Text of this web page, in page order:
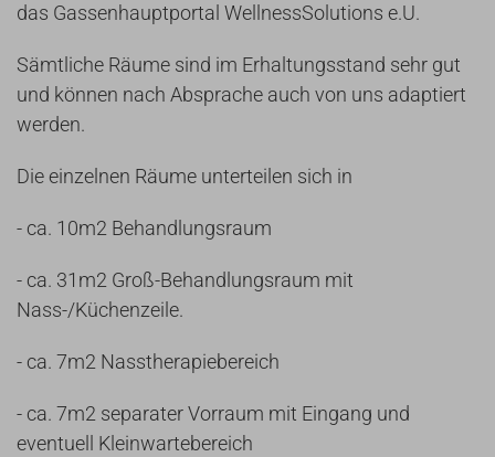
das Gassenhauptportal WellnessSolutions e.U.
Sämtliche Räume sind im Erhaltungsstand sehr gut
und können nach Absprache auch von uns adaptiert
werden.
Die einzelnen Räume unterteilen sich in
- ca. 10m2 Behandlungsraum
- ca. 31m2 Groß-Behandlungsraum mit
Nass-/Küchenzeile.
- ca. 7m2 Nasstherapiebereich
- ca. 7m2 separater Vorraum mit Eingang und
eventuell Kleinwartebereich